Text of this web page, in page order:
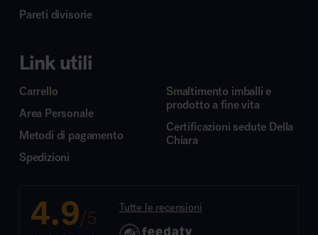
Pareti divisorie
Link utili
Carrello
Area Personale
Metodi di pagamento
Spedizioni
Smaltimento imballi e
prodotto a fine vita
Certificazioni sedute Della
Chiara
4.9/5 Tutte le recensioni